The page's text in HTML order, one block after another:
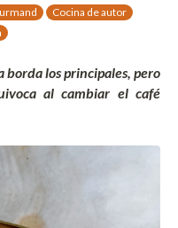
Cocina de autor
borda los principales, pero
al cambiar el café